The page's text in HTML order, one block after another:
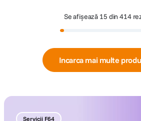
Se afișează 15 din 414
Incarca mai multe
Servicii F64